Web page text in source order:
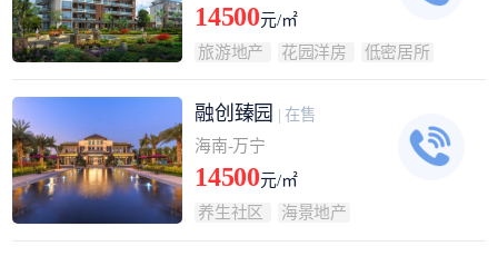
14500元/㎡
旅游地产
花园洋房 低密居所
融创臻园 | 在售
海南-万宁
14500元/㎡
养生社区
海景地产